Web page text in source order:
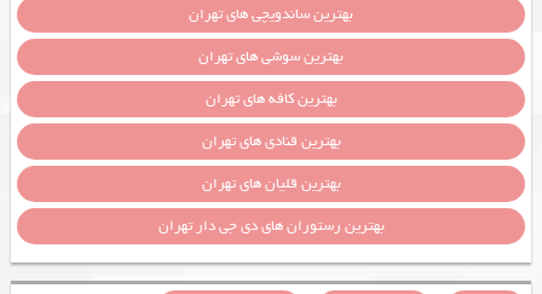
بهترین ساندویچی های تهران
بهترین سوشی های تهران
بهترین کافه های تهران
بهترین قنادی های تهران
بهترین قلیان های تهران
بهترین رستوران های دی جی دار تهران